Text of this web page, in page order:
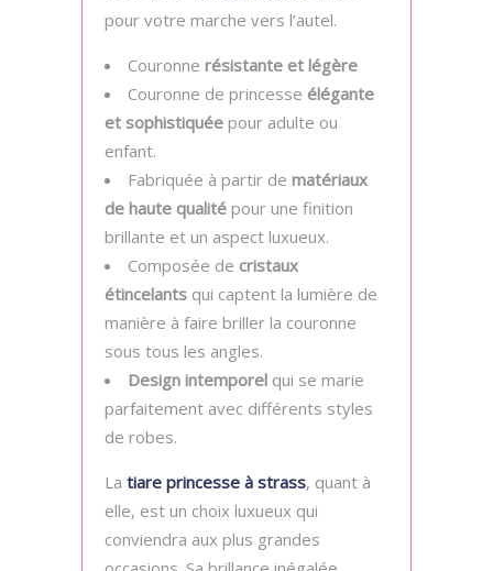
pour votre marche vers l’autel.
Couronne résistante et légère
Couronne de princesse élégante
et sophistiquée pour adulte ou
enfant.
Fabriquée à partir de matériaux
de haute qualité pour une finition
brillante et un aspect luxueux.
Composée de cristaux
étincelants qui captent la lumière de
manière à faire briller la couronne
sous tous les angles.
Design intemporel qui se marie
parfaitement avec différents styles
de robes.
La tiare princesse à strass, quant à
elle, est un choix luxueux qui
conviendra aux plus grandes